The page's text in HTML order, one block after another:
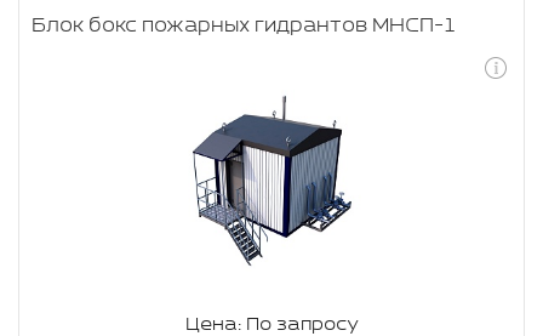
Блок бокс пожарных гидрантов МНСП-1
Цена: По запросу